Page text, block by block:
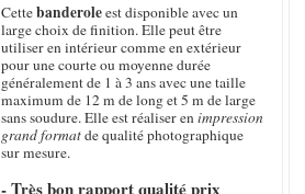
Cettebanderoleest disponible avec un
large choix de finition. Elle peut être
utiliser en intérieur comme en extérieur
pour une courte ou moyenne durée
généralement de 1 à 3 ans avec une taille
maximum de 12 m de long et 5 m de large
sans soudure. Elle est réaliser enimpression
grand formatde qualité photographique
sur mesure.
- Très bon rapport qualité prix